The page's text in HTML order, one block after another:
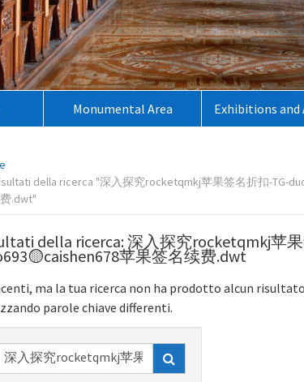
Monumental Area
della ricerca "深入探究rocketqmkj苹果签名折扣-TG-
.dwt"
della ricerca: 深入探究rocketqmkj苹
苹果签名续费.dwt
ma la tua ricerca non ha prodotto alcun
parole chiave differenti.
Ricerca